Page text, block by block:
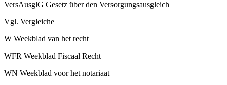
VersAusglG Gesetz über den Versorgungsausgleich
Vgl. Vergleiche
W Weekblad van het recht
WFR Weekblad Fiscaal Recht
WN Weekblad voor het notariaat